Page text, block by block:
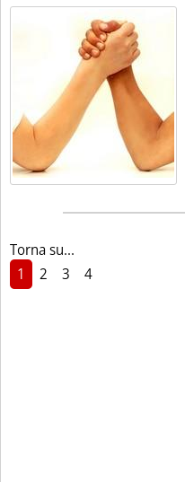
Torna su...
1
2 3 4